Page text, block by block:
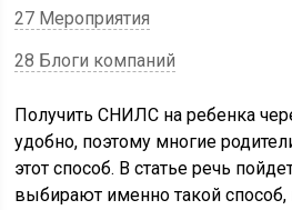
27 Мероприятия
28 Блоги компаний
Получить СНИЛС на ребенка
удобно, поэтому многие
этот способ. В статье речь
выбирают именно такой способ,